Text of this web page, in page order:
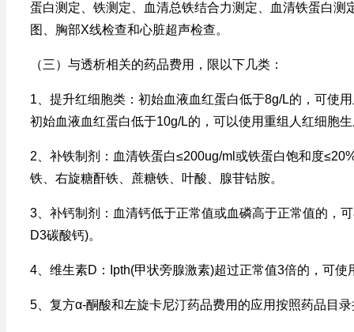
蛋白测定、铁测定、血清总铁结合力测定、血清铁蛋白
图、胸部X线检查和心脏超声检查。
（三）与透析相关的药品费用，限以下几类：
1、提升红细胞类：初始血液血红蛋白低于8g/L的，可使
初始血液血红蛋白低于10g/L的，可以使用重组人红细胞
2、补铁制剂：血清铁蛋白≤200ug/ml或铁蛋白饱和度
铁、右旋糖酐铁、蔗糖铁、叶酸、腺苷钴胺。
3、补钙制剂：血清钙低于正常值或血磷高于正常值的，
D3碳酸钙)。
4、维生素D：Ipth(甲状旁腺激素)超过正常值3倍的，可使
5、复方α-酮酸和左旋卡尼汀药品费用的应用按照药品目